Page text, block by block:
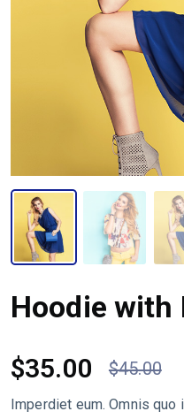
Hoodie with
$45.00
$35.00
Imperdiet eum. Omnis